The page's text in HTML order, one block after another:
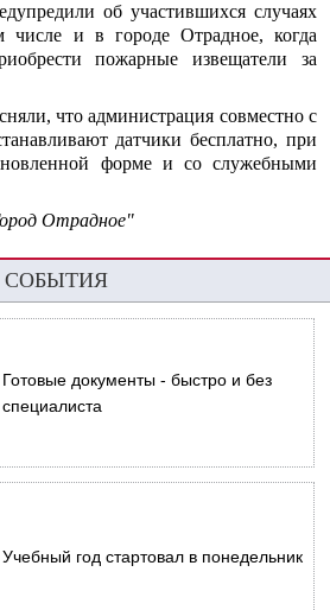
об участившихся случаях
числе и в городе Отрадное, когда
пожарные извещатели за
что администрация совместно с
датчики бесплатно, при
форме и со служебными
Отрадное"
СОБЫТИЯ
Готовые документы - быстро и без
специалиста
Учебный год стартовал в понедельник